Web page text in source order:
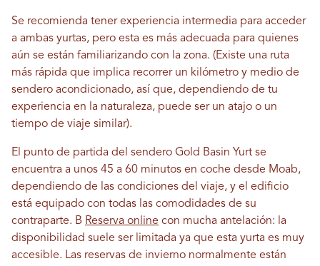
Se recomienda tener experiencia intermedia para acceder
a ambas yurtas, pero esta es más adecuada para quienes
aún se están familiarizando con la zona. (Existe una ruta
más rápida que implica recorrer un kilómetro y medio de
sendero acondicionado, así que, dependiendo de tu
experiencia en la naturaleza, puede ser un atajo o un
tiempo de viaje similar).
El punto de partida del sendero Gold Basin Yurt se
encuentra a unos 45 a 60 minutos en coche desde Moab,
dependiendo de las condiciones del viaje, y el edificio
está equipado con todas las comodidades de su
contraparte. B Reserva online con mucha antelación: la
disponibilidad suele ser limitada ya que esta yurta es muy
accesible. Las reservas de invierno normalmente están